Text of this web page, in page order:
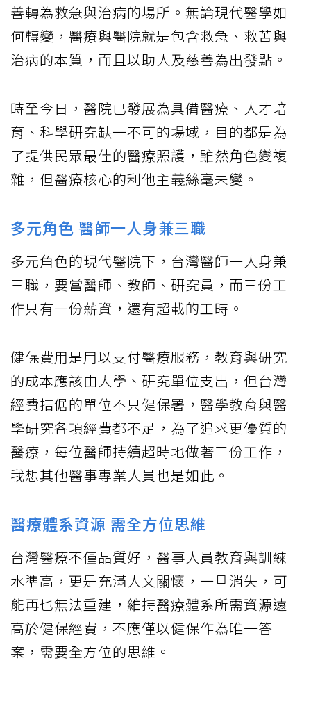
善轉為救急與治病的場所。無論現代醫學如
何轉變，醫療與醫院就是包含救急、救苦與
治病的本質，而且以助人及慈善為出發點。
時至今日，醫院已發展為具備醫療、人才培
育、科學研究缺一不可的場域，目的都是為
了提供民眾最佳的醫療照護，雖然角色變複
雜，但醫療核心的利他主義絲毫未變。
多元角色 醫師一人身兼三職
多元角色的現代醫院下，台灣醫師一人身兼
三職，要當醫師、教師、研究員，而三份工
作只有一份薪資，還有超載的工時。
健保費用是用以支付醫療服務，教育與研究
的成本應該由大學、研究單位支出，但台灣
經費拮倨的單位不只健保署，醫學教育與醫
學研究各項經費都不足，為了追求更優質的
醫療，每位醫師持續超時地做著三份工作，
我想其他醫事專業人員也是如此。
醫療體系資源 需全方位思維
台灣醫療不僅品質好，醫事人員教育與訓練
水準高，更是充滿人文關懷，一旦消失，可
能再也無法重建，維持醫療體系所需資源遠
高於健保經費，不應僅以健保作為唯一答
案，需要全方位的思維。